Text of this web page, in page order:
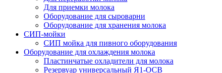
Для приемки молока
Оборудование для сыроварни
Оборудование для хранения молока
СИП-мойки
СИП мойка для пивного оборудования
Оборудование для охлаждения молока
Пластинчатые охладители для молока
Резервуар универсальный Я1-ОСВ